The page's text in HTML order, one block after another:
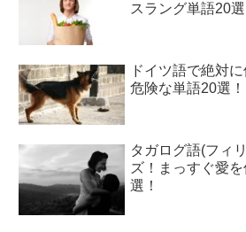
スラング単語20選
ドイツ語で絶対
危険な単語20選！
タガログ語(フィ
ズ！まっすぐ愛
選！